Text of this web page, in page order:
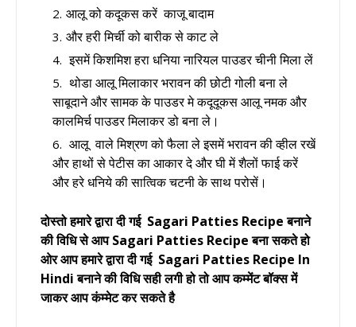
आलू को कदूकस करें काजू बादाम
और हरी मिर्ची को बारीक से काट ले
इसमें किशमिश हरा धनिया नारियल पाउडर चीनी मिला लें
थोडा आलू मिलाकार भरावन की छोटी गोली बना ले
साबूदाने और सामक के पाउडर मे कदूदूकस आलू नमक और
कालमिर्च पाउडर मिलाकर डो बना ले।
आलू वाले मिश्रण को फैला ले इसमें भरावन की व्हील रखें
और हाथों से पेटीस का आकार दे और घी में शैलों फाई करें
और हरे धनिये की सात्विक चटनी के साथ परोसें।
दोस्तो हमारे द्वारा दी गई Sagari Patties Recipe बनाने
की विधि से आप Sagari Patties Recipe बना सकते हो
ओर आप हमारे द्वारा दी गई Sagari Patties Recipe In
Hindi बनाने की विधि सही लगी हो तो आप कम्मेंट बॉक्स में
जाकर आप कंम्मेट कर सकते है